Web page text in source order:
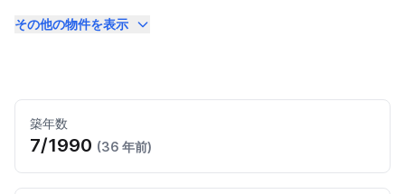
その他の物件を表示
築年数
7/1990 (36 年前)